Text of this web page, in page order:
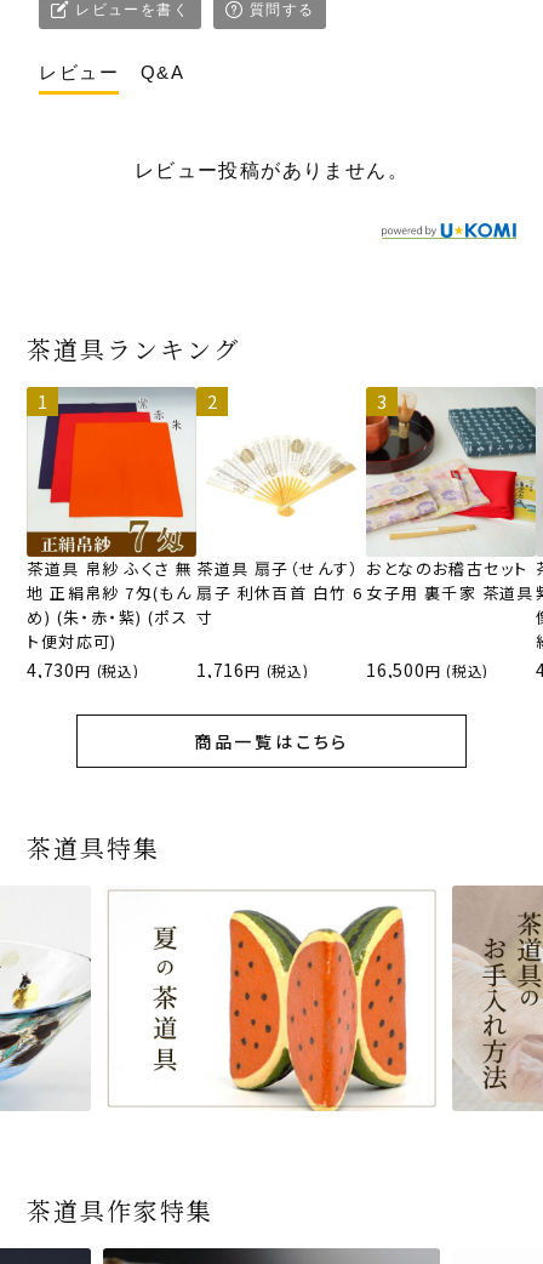
レビューを書く 質問する
レビュー Q&A
レビュー投稿がありません。
茶道具ランキング
茶道具 帛紗 ふくさ 無
地 正絹帛紗 7匁(もん
め) (朱・赤・紫) (ポス
ト便対応可)
4,730 (税込)
茶道具 扇子（せんす）
扇子 利休百首 白竹 6
寸
1,716 (税込)
おとなのお稽古セット
女子用 裏千家 茶道具
16,500 (税込)
商品一覧はこちら
茶道具特集
茶道具作家特集